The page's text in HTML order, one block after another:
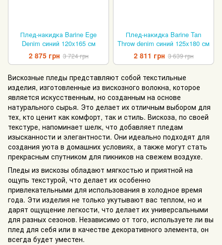
Плед-накидка Barine Ege
Denim синий 120x165 см
2 875 грн 3 724 грн
Плед-накидка Barine Tan
Throw denim синий 125x180 см
2 811 грн 3 639 грн
Вискозные пледы представляют собой текстильные
изделия, изготовленные из вискозного волокна, которое
является искусственным, но созданным на основе
натурального сырья. Это делает их отличным выбором для
тех, кто ценит как комфорт, так и стиль. Вискоза, по своей
текстуре, напоминает шелк, что добавляет пледам
изысканности и элегантности. Они идеально подходят для
создания уюта в домашних условиях, а также могут стать
прекрасным спутником для пикников на свежем воздухе.
Пледы из вискозы обладают мягкостью и приятной на
ощупь текстурой, что делает их особенно
привлекательными для использования в холодное время
года. Эти изделия не только укутывают вас теплом, но и
дарят ощущение легкости, что делает их универсальными
для разных сезонов. Независимо от того, используете ли вы
плед для себя или в качестве декоративного элемента, он
всегда будет уместен.